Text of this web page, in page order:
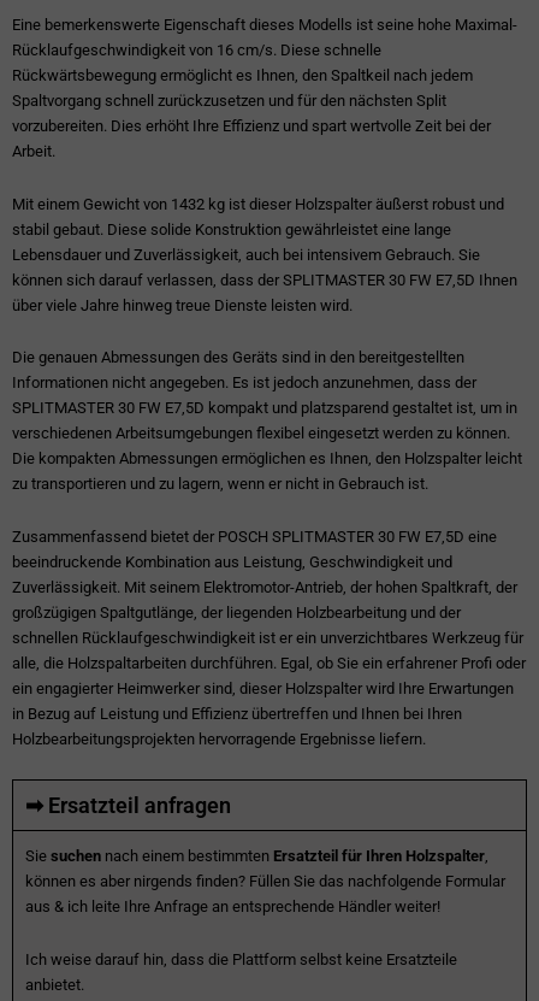
Eine bemerkenswerte Eigenschaft dieses Modells ist seine hohe Maximal-
Rücklaufgeschwindigkeit von 16 cm/s. Diese schnelle
Rückwärtsbewegung ermöglicht es Ihnen, den Spaltkeil nach jedem
Spaltvorgang schnell zurückzusetzen und für den nächsten Split
vorzubereiten. Dies erhöht Ihre Effizienz und spart wertvolle Zeit bei der
Arbeit.
Mit einem Gewicht von 1432 kg ist dieser Holzspalter äußerst robust und
stabil gebaut. Diese solide Konstruktion gewährleistet eine lange
Lebensdauer und Zuverlässigkeit, auch bei intensivem Gebrauch. Sie
können sich darauf verlassen, dass der SPLITMASTER 30 FW E7,5D Ihnen
über viele Jahre hinweg treue Dienste leisten wird.
Die genauen Abmessungen des Geräts sind in den bereitgestellten
Informationen nicht angegeben. Es ist jedoch anzunehmen, dass der
SPLITMASTER 30 FW E7,5D kompakt und platzsparend gestaltet ist, um in
verschiedenen Arbeitsumgebungen flexibel eingesetzt werden zu können.
Die kompakten Abmessungen ermöglichen es Ihnen, den Holzspalter leicht
zu transportieren und zu lagern, wenn er nicht in Gebrauch ist.
Zusammenfassend bietet der POSCH SPLITMASTER 30 FW E7,5D eine
beeindruckende Kombination aus Leistung, Geschwindigkeit und
Zuverlässigkeit. Mit seinem Elektromotor-Antrieb, der hohen Spaltkraft, der
großzügigen Spaltgutlänge, der liegenden Holzbearbeitung und der
schnellen Rücklaufgeschwindigkeit ist er ein unverzichtbares Werkzeug für
alle, die Holzspaltarbeiten durchführen. Egal, ob Sie ein erfahrener Profi oder
ein engagierter Heimwerker sind, dieser Holzspalter wird Ihre Erwartungen
in Bezug auf Leistung und Effizienz übertreffen und Ihnen bei Ihren
Holzbearbeitungsprojekten hervorragende Ergebnisse liefern.
➡ Ersatzteil anfragen
Sie suchen nach einem bestimmten Ersatzteil für Ihren Holzspalter
können es aber nirgends finden? Füllen Sie das nachfolgende Formular
aus & ich leite Ihre Anfrage an entsprechende Händler weiter!
Ich weise darauf hin, dass die Plattform selbst keine Ersatzteile
anbietet.